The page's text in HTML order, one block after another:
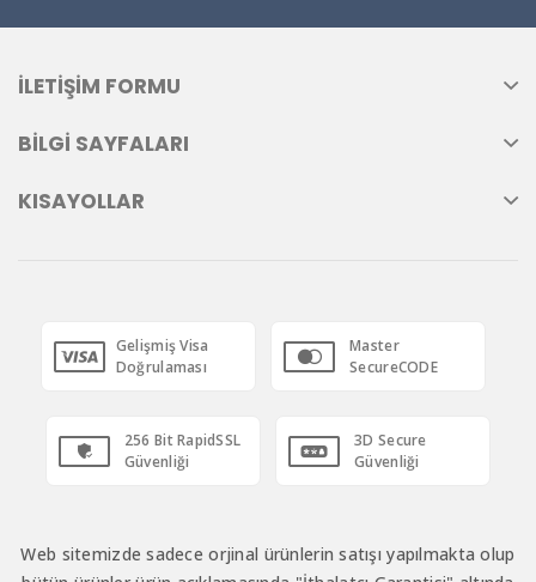
İLETIŞIM FORMU
BILGI SAYFALARI
KISAYOLLAR
Gelişmiş Visa
Doğrulaması
Master
SecureCODE
256 Bit RapidSSL
Güvenliği
3D Secure
Güvenliği
Web sitemizde sadece orjinal ürünlerin satışı yapılmakta olup